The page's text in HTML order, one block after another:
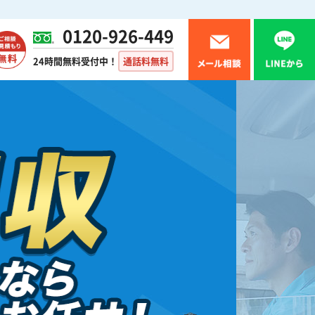
0120-926-449
24時間無料受付中！ 通話料無料